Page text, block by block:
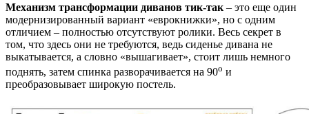
Механизм трансформации диванов тик-так – это еще один
модернизированный вариант «еврокнижки», но с одним
отличием – полностью отсутствуют ролики. Весь секрет в
том, что здесь они не требуются, ведь сиденье дивана не
выкатывается, а словно «вышагивает», стоит лишь немного
поднять, затем спинка разворачивается на 90о и
преобразовывает широкую постель.